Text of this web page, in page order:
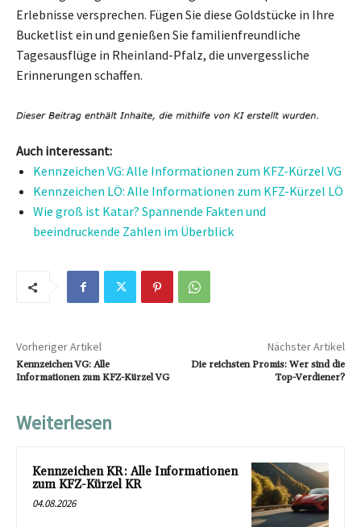
Erlebnisse versprechen. Fügen Sie diese Goldstücke in Ihre
Bucketlist ein und genießen Sie familienfreundliche
Tagesausflüge in Rheinland-Pfalz, die unvergessliche
Erinnerungen schaffen.
Auch interessant:
Kennzeichen VG: Alle Informationen zum KFZ-Kürzel VG
Kennzeichen LÖ: Alle Informationen zum KFZ-Kürzel LÖ
Wie groß ist Katar? Spannende Fakten und
beeindruckende Zahlen im Überblick
Vorheriger Artikel
Kennzeichen VG: Alle
Informationen zum KFZ-Kürzel VG
Nächster Artikel
Die reichsten Promis: Wer sind die
Top-Verdiener?
Weiterlesen
Kennzeichen KR: Alle Informationen
zum KFZ-Kürzel KR
04.08.2026